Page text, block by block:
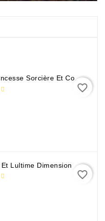
Sirène Princesse Sorcière Et Compagnie
favorite_border
Lultime Dimension
favorite_border